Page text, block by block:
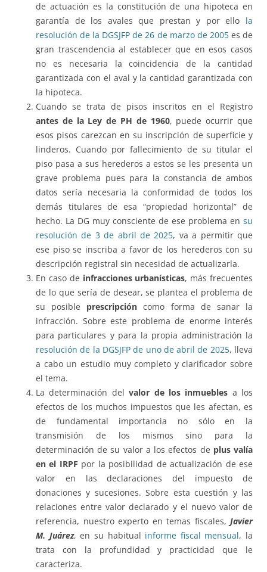
de actuación es la constitución de una hipoteca en
garantía de los avales que prestan y por ello la
resolución de la DGSJFP de 26 de marzo de 2005es de
gran trascendencia al establecer que en esos casos
no es necesaria la coincidencia de la cantidad
garantizada con el aval y la cantidad garantizada con
la hipoteca.
Cuando se trata de pisos inscritos en el Registro
antes de la Ley de PH de 1960, puede ocurrir que
esos pisos carezcan en su inscripción de superficie y
linderos. Cuando por fallecimiento de su titular el
piso pasa a sus herederos a estos se les presenta un
grave problema pues para la constancia de ambos
datos sería necesaria la conformidad de todos los
demás titulares de esa “propiedad horizontal” de
hecho. La DG muy consciente de ese problema en su
resolución de 3 de abril de 2025, va a permitir que
ese piso se inscriba a favor de los herederos con su
descripción registral sin necesidad de actualizarla.
En caso de infracciones urbanísticas, más frecuentes
de lo que sería de desear, se plantea el problema de
su posible prescripción como forma de sanar la
infracción. Sobre este problema de enorme interés
para particulares y para la propia administración la
resolución de la DGSJFP de uno de abril de 2025, lleva
a cabo un estudio muy completo y clarificador sobre
el tema.
La determinación delvalor de los inmuebles a los
efectos de los muchos impuestos que les afectan, es
de fundamental importancia no sólo en la
transmisión de los mismos sino para la
determinación de su valor a los efectos de plus valía
en el IRPF por la posibilidad de actualización de ese
valor en las declaraciones del impuesto de
donaciones y sucesiones. Sobre esta cuestión y las
relaciones entre valor declarado y el nuevo valor de
referencia, nuestro experto en temas fiscales, Javier
M. Juárez, en su habitual informe fiscal mensual, la
trata con la profundidad y practicidad que le
caracteriza.